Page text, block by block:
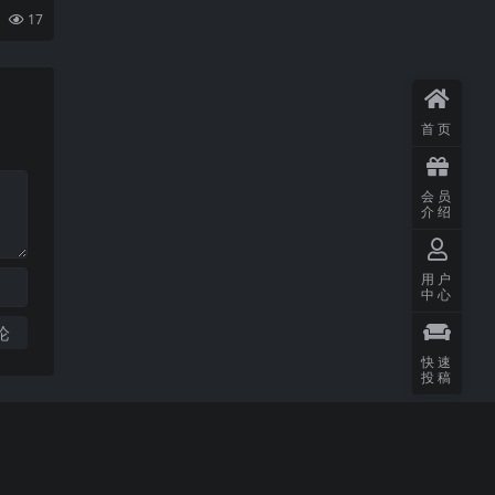
辑
17
首页
会员
介绍
用户
中心
快速
投稿